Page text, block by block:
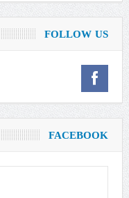
FOLLOW US
FACEBOOK